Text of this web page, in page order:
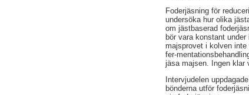
Foderjäsning för
undersöka hur olika
om jästbaserad
bör vara konstant
majsprovet i kolven inte
fer-
jäsa majsen. Ingen klar
Intervjudelen
bönderna utför